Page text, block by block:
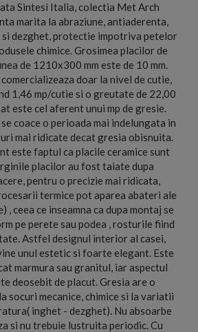
Sintesi Italia, colectia Met Arch
marita la abraziune, antiaderenta,
dezghet, protectie impotriva petelor
chimice. Grosimea placilor de
de 1210x300 mm este de 10 mm.
doar la nivel de cutie,
1,46 mp/cutie si o greutate de 22,00
este cel aferent unui mp de gresie.
coace o perioada mai indelungata in
mai ridicate decat gresia obisnuita.
este faptul ca placile ceramice sunt
placilor au fost taiate dupa
pentru o precizie mai ridicata,
termice pot aparea abateri ale
, ceea ce inseamna ca dupa montaj se
pe perete sau podea , rosturile fiind
Astfel designul interior al casei,
unul estetic si foarte elegant. Este
marmura sau granitul, iar aspectul
deosebit de placut. Gresia are o
socuri mecanice, chimice si la variatii
inghet - dezghet). Nu absoarbe
si nu trebuie lustruita periodic. Cu